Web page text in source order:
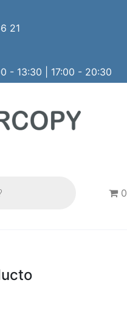
21
- 13:30 | 17:00 - 20:30
0